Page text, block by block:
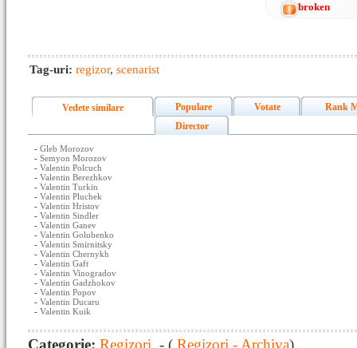
broken
Tag-uri: regizor, scenarist
Vedete similare Populare Votate
Rank
Director
- Gleb Morozov
- Semyon Morozov
- Valentin Polcuch
- Valentin Berezhkov
- Valentin Turkin
- Valentin Pluchek
- Valentin Hristov
- Valentin Sindler
- Valentin Ganev
- Valentin Golubenko
- Valentin Smirnitsky
- Valentin Chernykh
- Valentin Gaft
- Valentin Vinogradov
- Valentin Gadzhokov
- Valentin Popov
- Valentin Ducaru
- Valentin Kuik
Categorie: Regizori - ( Regizori - Archiva)